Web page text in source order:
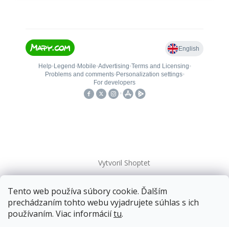
Tento web používa súbory cookie. Ďalším
prechádzaním tohto webu vyjadrujete súhlas s ich
používaním. Viac informáciítu.
Vytvoril Shoptet
Copyright 2026kovanieplus. Všetky práva vyhradené.